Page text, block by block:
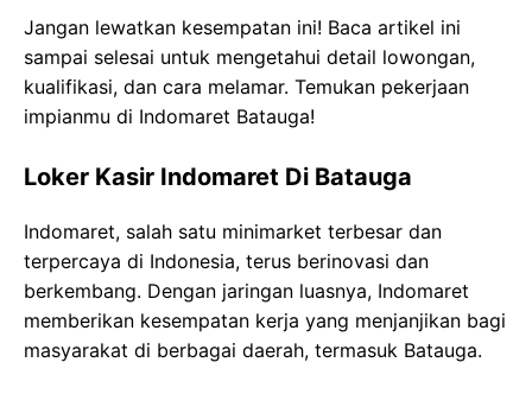
Jangan lewatkan kesempatan ini! Baca artikel ini
sampai selesai untuk mengetahui detail lowongan,
kualifikasi, dan cara melamar. Temukan pekerjaan
impianmu di Indomaret Batauga!
Loker Kasir Indomaret Di Batauga
Indomaret, salah satu minimarket terbesar dan
terpercaya di Indonesia, terus berinovasi dan
berkembang. Dengan jaringan luasnya, Indomaret
memberikan kesempatan kerja yang menjanjikan bagi
masyarakat di berbagai daerah, termasuk Batauga.